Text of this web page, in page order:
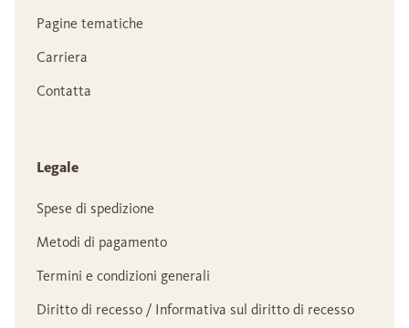
Pagine tematiche
Carriera
Contatta
Legale
Spese di spedizione
Metodi di pagamento
Termini e condizioni generali
Diritto di recesso / Informativa sul diritto di recesso